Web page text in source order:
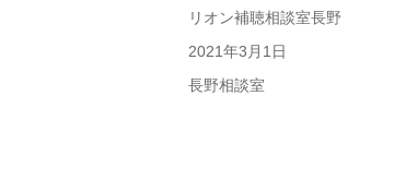
投
稿
リオン補聴相談室長野
投
稿
2021年3月1日
カ
長野相談室